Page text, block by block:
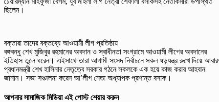
ছিলেন।
বক্তারা তাদের বক্তব্যে আওয়ামী লীগ প্রতিষ্ঠায়
বঙ্গবন্ধু শেখ মুজিবুর রহমানের অবদান ও স্বাধীনতা সংগ্রামে আওয়ামী লীগের অবদানের
ইতিহাস তুলে ধরেন। এইসাথে তারা আগামী সংসদ নির্বাচনে সকল ষড়যন্ত্র রুখে দিয়ে
প্রধানমন্ত্রী শেখ হাসিনার নেতৃত্বে সরকার গঠনে সকলকে এক হয়ে কাজ করার আহবান
জানান। সভা সঞ্চালনা করেন আ’লীগ নেতা অধ্যাপক প্রশান্ত বসাক।
আপনার সামাজিক মিডিয়া এই পোস্ট শেয়ার করুন